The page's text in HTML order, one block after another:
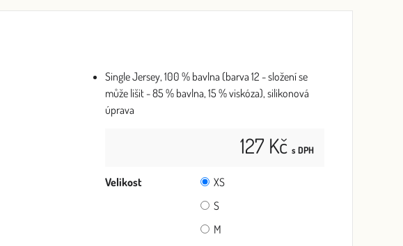
Single Jersey, 100 % bavlna (barva 12 - složení se
může lišit - 85 % bavlna, 15 % viskóza), silikonová
úprava
127 Kč s DPH
Velikost
XS
S
M